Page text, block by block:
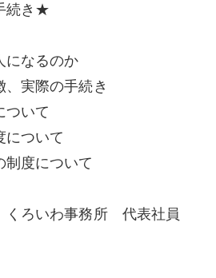
続き★
なるのか
実際の手続き
いて
ついて
度について
ろいわ事務所 代表社員